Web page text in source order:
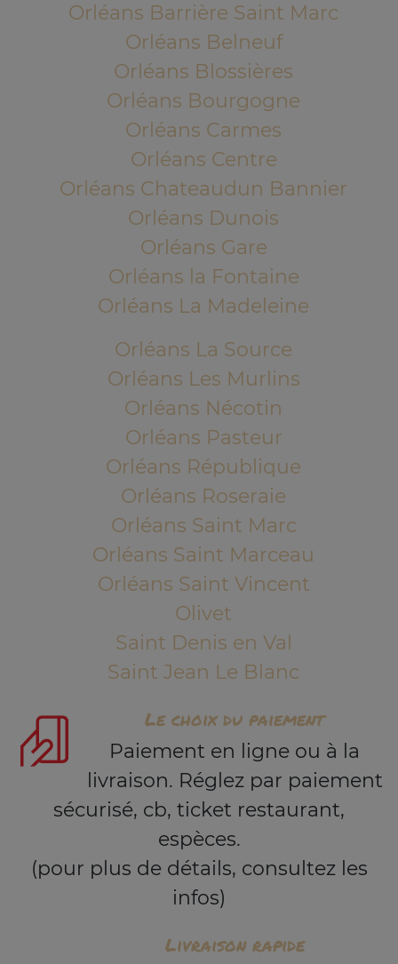
Orléans Barrière Saint Marc
Orléans Belneuf
Orléans Blossières
Orléans Bourgogne
Orléans Carmes
Orléans Centre
Orléans Chateaudun Bannier
Orléans Dunois
Orléans Gare
Orléans la Fontaine
Orléans La Madeleine
Orléans La Source
Orléans Les Murlins
Orléans Nécotin
Orléans Pasteur
Orléans République
Orléans Roseraie
Orléans Saint Marc
Orléans Saint Marceau
Orléans Saint Vincent
Olivet
Saint Denis en Val
Saint Jean Le Blanc
Le choix du paiement
Paiement en ligne ou à la
livraison. Réglez par paiement
sécurisé, cb, ticket restaurant,
espèces.
(pour plus de détails, consultez les
infos)
Livraison rapide